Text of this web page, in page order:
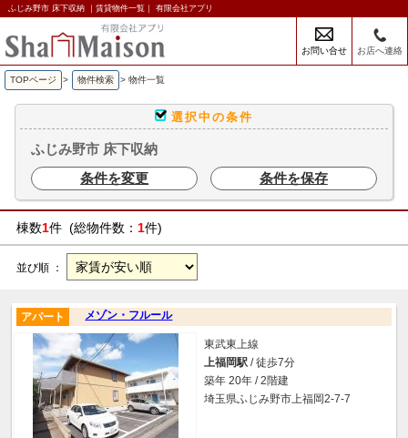
ふじみ野市 床下収納 ｜賃貸物件一覧｜ 有限会社アプリ
お問い合せ お店へ連絡
TOPページ > 物件検索 > 物件一覧
選択中の条件
ふじみ野市 床下収納
条件を変更
条件を保存
棟数1件 (総物件数： 1件)
並び順 ：
メゾン・フルール
アパート
東武東上線
上福岡駅 / 徒歩7分
築年 20年 / 2階建
埼玉県ふじみ野市上福岡2-7-7